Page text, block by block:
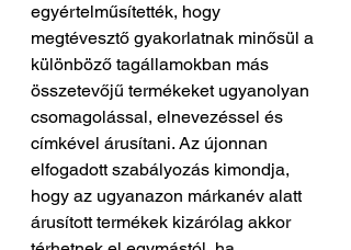
egyértelműsítették, hogy
megtévesztő gyakorlatnak minősül a
különböző tagállamokban más
összetevőjű termékeket ugyanolyan
csomagolással, elnevezéssel és
címkével árusítani. Az újonnan
elfogadott szabályozás kimondja,
hogy az ugyanazon márkanév alatt
árusított termékek kizárólag akkor